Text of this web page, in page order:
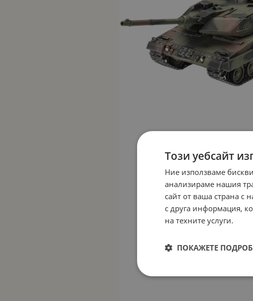
Този уебсайт
Ние използваме
анализираме нашия
сайт от ваша страна с
с друга информация,
на техните услуги.
ПОКАЖЕТЕ